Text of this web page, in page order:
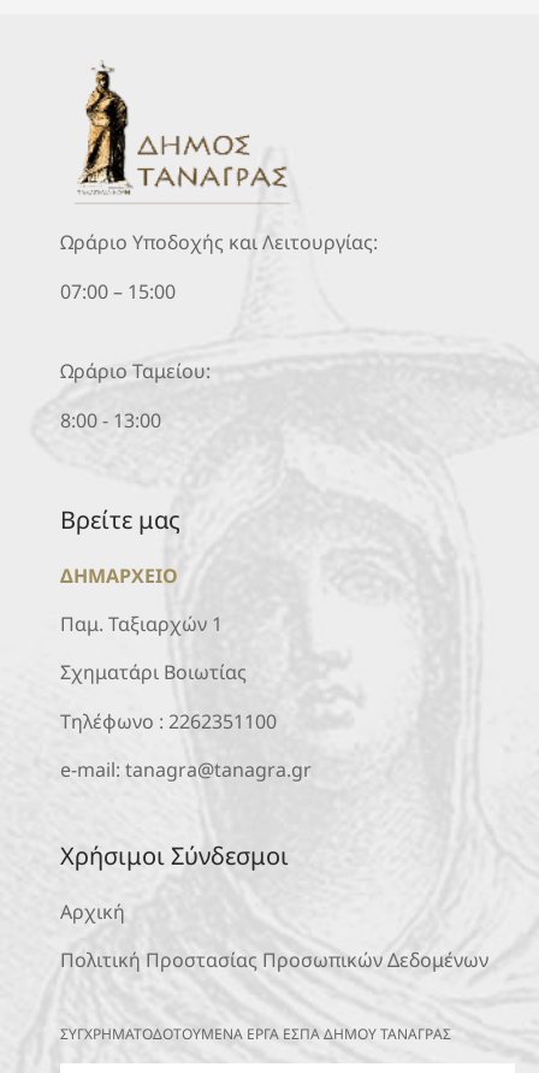
Ωράριο Υποδοχής και Λειτουργίας:
07:00 – 15:00
Ωράριο Ταμείου:
8:00 - 13:00
Βρείτε μας
ΔΗΜΑΡΧΕΙΟ
Παμ. Ταξιαρχών 1
Σχηματάρι Βοιωτίας
Τηλέφωνο : 2262351100
e-mail: tanagra@tanagra.gr
Χρήσιμοι Σύνδεσμοι
Αρχική
Πολιτική Προστασίας Προσωπικών Δεδομένων
ΣΥΓΧΡΗΜΑΤΟΔΟΤΟΥΜΕΝΑ ΕΡΓΑ ΕΣΠΑ ΔΗΜΟΥ ΤΑΝΑΓΡΑΣ